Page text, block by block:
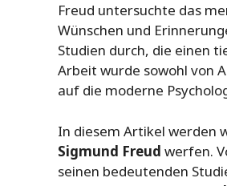
Freud untersuchte das
Wünschen und
Studien durch, die einen
Arbeit wurde sowohl von
auf die moderne
In diesem Artikel werden
Sigmund Freud werfen.
seinen bedeutenden